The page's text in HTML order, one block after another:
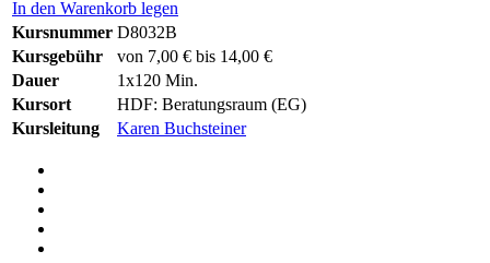
In den Warenkorb legen
Kursnummer D8032B
Kursgebühr
von 7,00 € bis 14,00 €
Dauer
1x120 Min.
Kursort
HDF: Beratungsraum (EG)
Kursleitung
Karen Buchsteiner